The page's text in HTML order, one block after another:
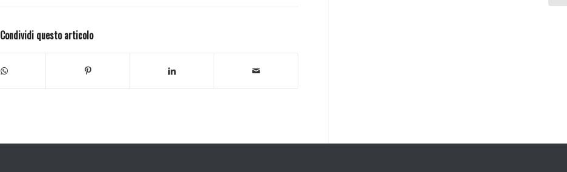
Condividi questo articolo